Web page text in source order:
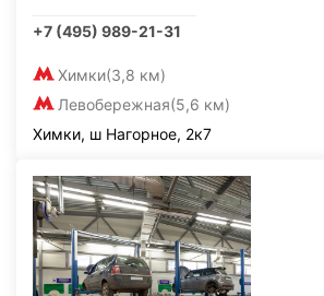
+7 (495) 989-21-31
Химки(3,8 км)
Левобережная(5,6 км)
Химки, ш Нагорное, 2к7